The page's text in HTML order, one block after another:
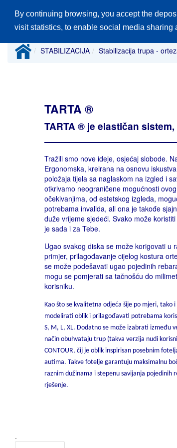
By continuing browsing, you accept the
visit statistics, to enable social media
Glavna stranica Proizvodi
STABILIZACIJA Stabilizacija trupa -
TARTA ®
TARTA ® je elastičan
Tražili smo nove ideje, osjećaj slobode.
Ergonomska, kreirana na osnovu
položaja tijela sa naglaskom na izgled i
otkrivamo neograničene mogućnosti
očekivanjima, od estetskog izgleda,
potrebama invalida, ali ona je takođe
duže vrijeme sjedeći. Svako može
je sada i za Tebe.
Ugao svakog diska se može korigovati u
primjer, prilagođavanje cijelog kostura
se može podešavati ugao pojedinih
mogu se pomjerati sa tačnošću do
korisniku.
Kao što se kvalitetna odjeća šije po mjeri, tako
modelirati oblik i prilagođavati potrebama
S, M, L, XL. Dodatno se može izabrati između
način obuhvataju trup (takva verzija nudi
CONTOUR, čij je oblik inspirisan posebnim
autima. Takve fotelje garantuju maksimalnu
raznim dužinama i stepenu savijanja pojedinih
rješenje.
.